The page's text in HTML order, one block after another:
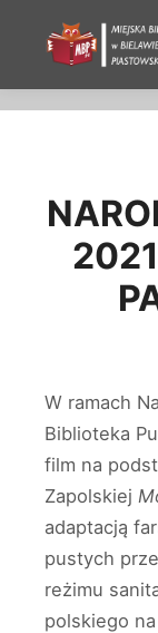
W ramach
Biblioteka
film na
Zapolskiej
adaptacją
pustych
reżimu
polskiego